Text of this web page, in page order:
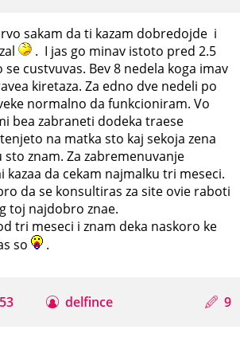
sakam da ti kazam dobredojde i
. I jas go minav istoto pred 2.5
se custvuvas. Bev 8 nedela koga imav
kiretaza. Za edno dve nedeli po
normalno da funkcioniram. Vo
bea zabraneti dodeka traese
na matka sto kaj sekoja zena
znam. Za zabremenuvanje
da cekam najmalku tri meseci.
da se konsultiras za site ovie raboti
toj najdobro znae.
tri meseci i znam deka naskoro ke
so
.
delfince 9